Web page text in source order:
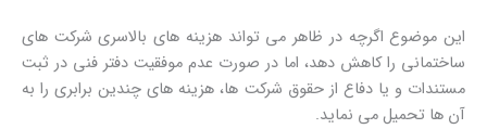
این موضوع اگرچه در ظاهر می تواند هزینه های بالاسری شرکت های
ساختمانی را کاهش دهد، اما در صورت عدم موفقیت دفتر فنی در ثبت
مستندات و یا دفاع از حقوق شرکت ها، هزینه های چندین برابری را به
آن ها تحمیل می نماید.